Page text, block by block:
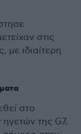
στις
με ιδιαίτερη
στο
της G7,